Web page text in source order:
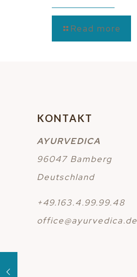
Read more
KONTAKT
AYURVEDICA
96047 Bamberg
Deutschland
+49.163.4.99.99.48
office@ayurvedica.de